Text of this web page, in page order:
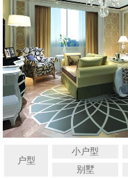
户型
小户型
别墅